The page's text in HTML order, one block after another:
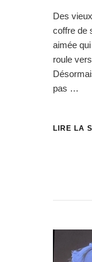
Des
coffre de
aimée
roule
pas …
LIRE LA